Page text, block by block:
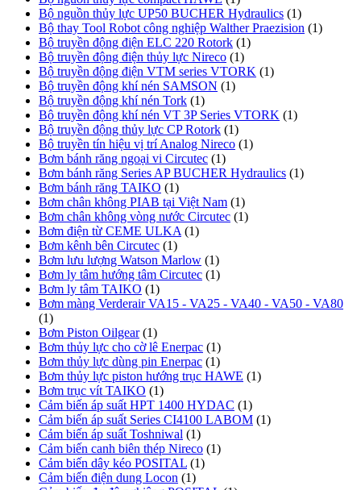
Bộ nguồn thủy lực UP50 BUCHER Hydraulics (1)
Bộ thay Tool Robot công nghiệp Walther Praezision (1)
Bộ truyền động điện ELC 220 Rotork (1)
Bộ truyền động điện thủy lực Nireco (1)
Bộ truyền động điện VTM series VTORK (1)
Bộ truyền động khí nén SAMSON (1)
Bộ truyền động khí nén Tork (1)
Bộ truyền động khí nén VT 3P Series VTORK (1)
Bộ truyền động thủy lực CP Rotork (1)
Bộ truyền tín hiệu vị trí Analog Nireco (1)
Bơm bánh răng ngoại vi Circutec (1)
Bơm bánh răng Series AP BUCHER Hydraulics (1)
Bơm bánh răng TAIKO (1)
Bơm chân không PIAB tại Việt Nam (1)
Bơm chân không vòng nước Circutec (1)
Bơm điện từ CEME ULKA (1)
Bơm kênh bên Circutec (1)
Bơm lưu lượng Watson Marlow (1)
Bơm ly tâm hướng tâm Circutec (1)
Bơm ly tâm TAIKO (1)
Bơm màng Verderair VA15 - VA25 - VA40 - VA50 - VA80
(1)
Bơm Piston Oilgear (1)
Bơm thủy lực cho cờ lê Enerpac (1)
Bơm thủy lực dùng pin Enerpac (1)
Bơm thủy lực piston hướng trục HAWE (1)
Bơm trục vít TAIKO (1)
Cảm biến áp suất HPT 1400 HYDAC (1)
Cảm biến áp suất Series CI4100 LABOM (1)
Cảm biến áp suất Toshniwal (1)
Cảm biến canh biên thép Nireco (1)
Cảm biến dây kéo POSITAL (1)
Cảm biến điện dung Locon (1)